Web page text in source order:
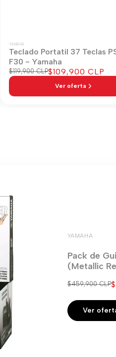
YAMAHA
Teclado Portatil 37 Teclas
F30 - Yamaha
Precio
regular
$119,900 CLPPrecio
venta
$109,900 CLP
Ver oferta
YAMAHA
Pack de
(Metallic
Precio
$459,900 CLP
Ver